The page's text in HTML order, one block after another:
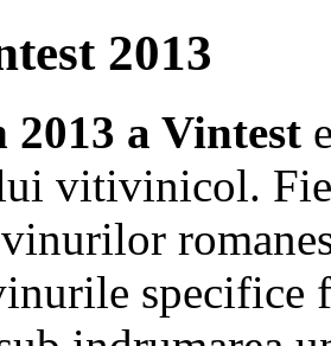
2013
a Vintest
vitivinicol.
specifice